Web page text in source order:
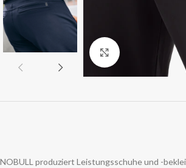
Zum Vergrößern
NOBULL produziert Leistungsschuhe und -